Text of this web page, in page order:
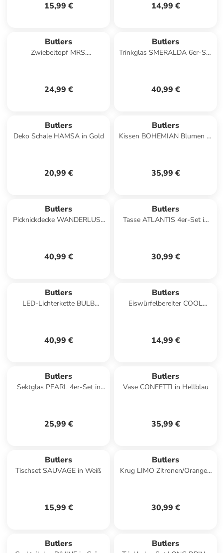
15,99 € 14,99 €
Butlers
Zwiebeltopf MRS.
24,99 €
Butlers
Trinkglas SMERALDA 6er-Set
40,99 €
Butlers
Deko Schale HAMSA in Gold
20,99 €
Butlers
Kissen BOHEMIAN Blumen in
35,99 €
Butlers
Picknickdecke WANDERLUST
40,99 €
Butlers
Tasse ATLANTIS 4er-Set in
30,99 €
Butlers
LED-Lichterkette BULB
40,99 €
Butlers
Eiswürfelbereiter COOL
14,99 €
Butlers
Sektglas PEARL 4er-Set in
25,99 €
Butlers
Vase CONFETTI in Hellblau
35,99 €
Butlers
Tischset SAUVAGE in Weiß
15,99 €
Butlers
Krug LIMO Zitronen/Orangen
30,99 €
Butlers Butlers